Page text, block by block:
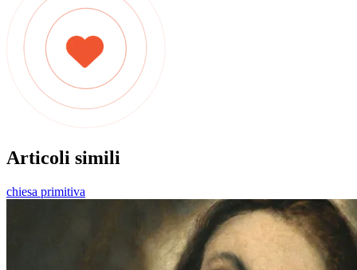
Articoli simili
chiesa primitiva